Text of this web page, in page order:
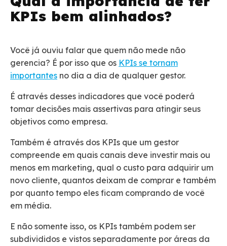
KPIs bem alinhados?
Você já ouviu falar que quem não mede não
gerencia? É por isso que os KPIs se tornam
importantes no dia a dia de qualquer gestor.
É através desses indicadores que você poderá
tomar decisões mais assertivas para atingir seus
objetivos como empresa.
Também é através dos KPIs que um gestor
compreende em quais canais deve investir mais ou
menos em marketing, qual o custo para adquirir um
novo cliente, quantos deixam de comprar e também
por quanto tempo eles ficam comprando de você
em média.
E não somente isso, os KPIs também podem ser
subdivididos e vistos separadamente por áreas da